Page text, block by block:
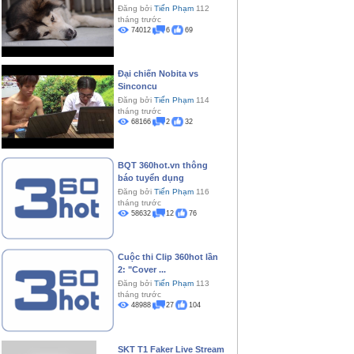
Đăng bởi Tiến Phạm112
tháng trước
74012 6 69
Đại chiến Nobita vs
Sinconcu
Đăng bởi Tiến Phạm114
tháng trước
68166 2 32
BQT 360hot.vn thông
báo tuyển dụng
Đăng bởi Tiến Phạm116
tháng trước
58632 12 76
Cuộc thi Clip 360hot lần
2: "Cover ...
Đăng bởi Tiến Phạm113
tháng trước
48988 27 104
SKT T1 Faker Live Stream